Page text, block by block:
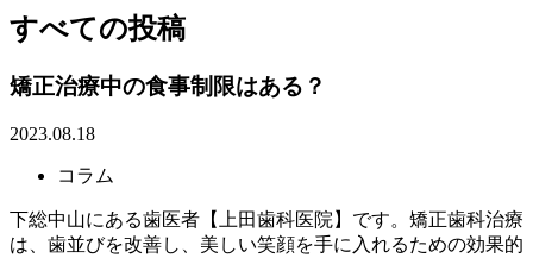
すべての投稿
矯正治療中の食事制限はある？
2023.08.18
コラム
下総中山にある歯医者【上田歯科医院】です。矯正歯科治療
は、歯並びを改善し、美しい笑顔を手に入れるための効果的